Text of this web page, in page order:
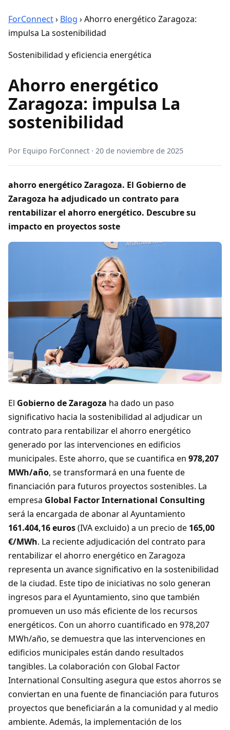
ForConnect› Blog ›Ahorro energético Zaragoza:
impulsa La sostenibilidad
Sostenibilidad y eficiencia energética
Ahorro energético
Zaragoza: impulsa La
sostenibilidad
Por Equipo ForConnect · 20 de noviembre de 2025
ahorro energético Zaragoza. El Gobierno de
Zaragoza ha adjudicado un contrato para
rentabilizar el ahorro energético. Descubre su
impacto en proyectos soste
El Gobierno de Zaragoza ha dado un paso
significativo hacia la sostenibilidad al adjudicar un
contrato para rentabilizar el ahorro energético
generado por las intervenciones en edificios
municipales. Este ahorro, que se cuantifica en 978,207
MWh/año, se transformará en una fuente de
financiación para futuros proyectos sostenibles. La
empresa Global Factor International Consulting
será la encargada de abonar al Ayuntamiento
161.404,16 euros(IVA excluido) a un precio de 165,00
€/MWh. La reciente adjudicación del contrato para
rentabilizar el ahorro energético en Zaragoza
representa un avance significativo en la sostenibilidad
de la ciudad. Este tipo de iniciativas no solo generan
ingresos para el Ayuntamiento, sino que también
promueven un uso más eficiente de los recursos
energéticos. Con un ahorro cuantificado en 978,207
MWh/año, se demuestra que las intervenciones en
edificios municipales están dando resultados
tangibles. La colaboración con Global Factor
International Consulting asegura que estos ahorros se
conviertan en una fuente de financiación para futuros
proyectos que beneficiarán a la comunidad y al medio
ambiente. Además, la implementación de los